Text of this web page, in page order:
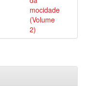
mocidade
(Volume
2)